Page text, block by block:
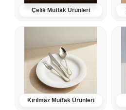
Çelik Mutfak Ürünleri
Kırılmaz Mutfak Ürünleri